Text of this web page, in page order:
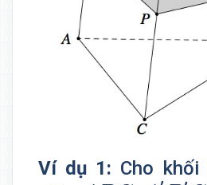
Ví dụ 1: Cho